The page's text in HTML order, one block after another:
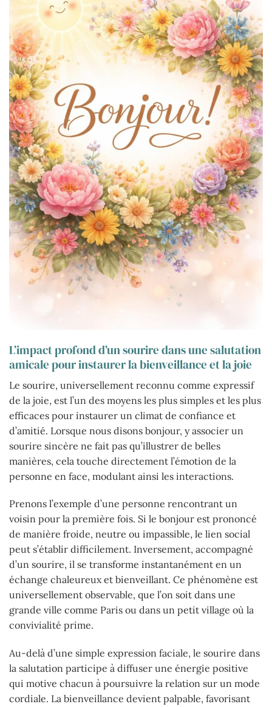
L’impact profond d’un sourire dans une salutation
amicale pour instaurer la bienveillance et la joie
Le sourire, universellement reconnu comme expressif
de la joie, est l’un des moyens les plus simples et les plus
efficaces pour instaurer un climat de confiance et
d’amitié. Lorsque nous disons bonjour, y associer un
sourire sincère ne fait pas qu’illustrer de belles
manières, cela touche directement l’émotion de la
personne en face, modulant ainsi les interactions.
Prenons l’exemple d’une personne rencontrant un
voisin pour la première fois. Si le bonjour est prononcé
de manière froide, neutre ou impassible, le lien social
peut s’établir difficilement. Inversement, accompagné
d’un sourire, il se transforme instantanément en un
échange chaleureux et bienveillant. Ce phénomène est
universellement observable, que l’on soit dans une
grande ville comme Paris ou dans un petit village où la
convivialité prime.
Au-delà d’une simple expression faciale, le sourire dans
la salutation participe à diffuser une énergie positive
qui motive chacun à poursuivre la relation sur un mode
cordiale. La bienveillance devient palpable, favorisant